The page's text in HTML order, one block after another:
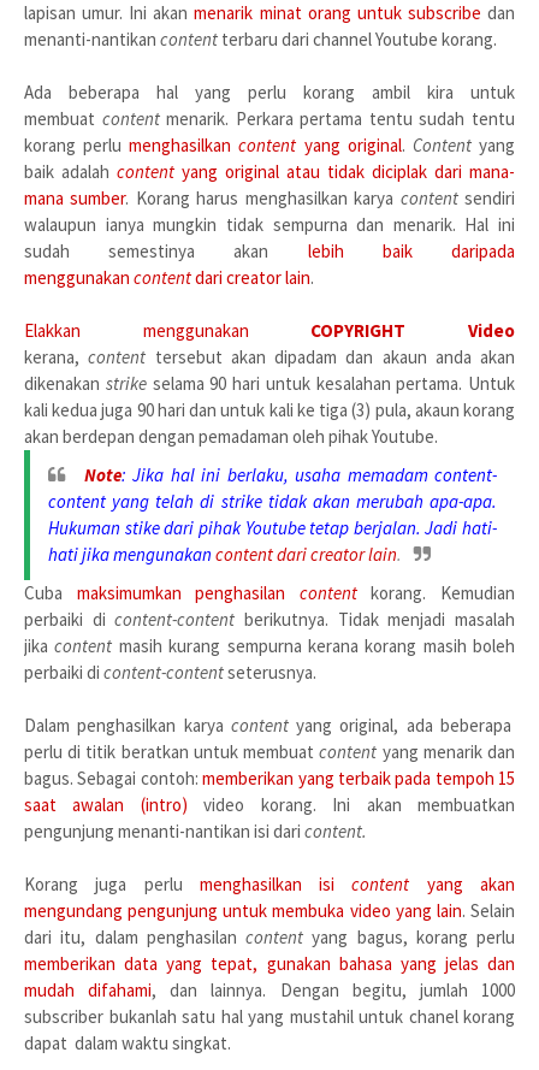
lapisan umur. Ini akanmenarik minat orang untuk subscribe dan
menanti-nantikan content terbaru dari channel Youtube korang.
Ada beberapa hal yang perlu korang ambil kira untuk
membuat contentmenarik. Perkara pertama tentu sudah tentu
korang perlumenghasilkancontent yang original. Contentyang
baik adalah content yang original atau tidak diciplak dari mana-
mana sumber. Korang harus menghasilkan karya contentsendiri
walaupun ianya mungkin tidak sempurna dan menarik. Hal ini
sudah semestinya akan lebih baik daripada
menggunakan contentdari creator lain.
Elakkan menggunakan COPYRIGHT Video
kerana,content tersebut akan dipadam dan akaun anda akan
dikenakan strikeselama 90 hari untuk kesalahan pertama. Untuk
kali kedua juga 90 hari dan untuk kali ke tiga (3) pula, akaun korang
akan berdepan dengan pemadaman oleh pihak Youtube.
Note: Jika hal ini berlaku, usaha memadam content-
content yang telah di strike tidak akan merubah apa-apa.
Hukuman stike dari pihak Youtube tetap berjalan. Jadi hati-
hati jika mengunakan contentdari creator lain.
Cuba maksimumkan penghasilan content
korang. Kemudian
perbaiki dicontent-content berikutnya. Tidak menjadi masalah
jikacontent masih kurang sempurna kerana korang masih boleh
perbaiki di content-contentseterusnya.
Dalam penghasilkan karya contentyang original, ada beberapa
perlu di titik beratkan untuk membuatcontent yang menarik dan
bagus. Sebagai contoh:memberikan yang terbaik pada tempoh 15
saat awalan (intro) video korang. Ini akan membuatkan
pengunjung menanti-nantikan isi dari content.
Korang juga perlu menghasilkan isicontent yang akan
mengundang pengunjung untuk membuka video yang lain. Selain
dari itu, dalam penghasilan contentyang bagus, korang perlu
memberikan data yang tepat, gunakan bahasa yang jelas dan
mudah difahami, dan lainnya. Dengan begitu, jumlah 1000
subscriber bukanlah satu hal yang mustahil untuk chanel korang
dapat dalam waktu singkat.